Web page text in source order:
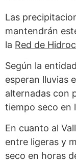
Las
mantendrán
la Red de
Según la
esperan lluvias
alternadas con
tiempo seco en
En cuanto al
entre ligeras y
seco en horas